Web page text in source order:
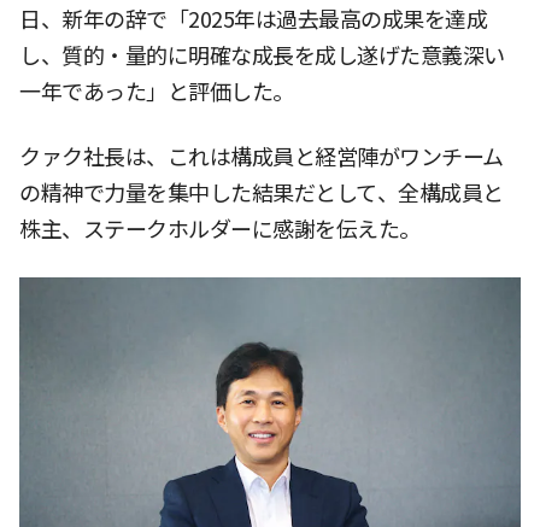
日、新年の辞で「2025年は過去最高の成果を達成
し、質的・量的に明確な成長を成し遂げた意義深い
一年であった」と評価した。
クァク社長は、これは構成員と経営陣がワンチーム
の精神で力量を集中した結果だとして、全構成員と
株主、ステークホルダーに感謝を伝えた。